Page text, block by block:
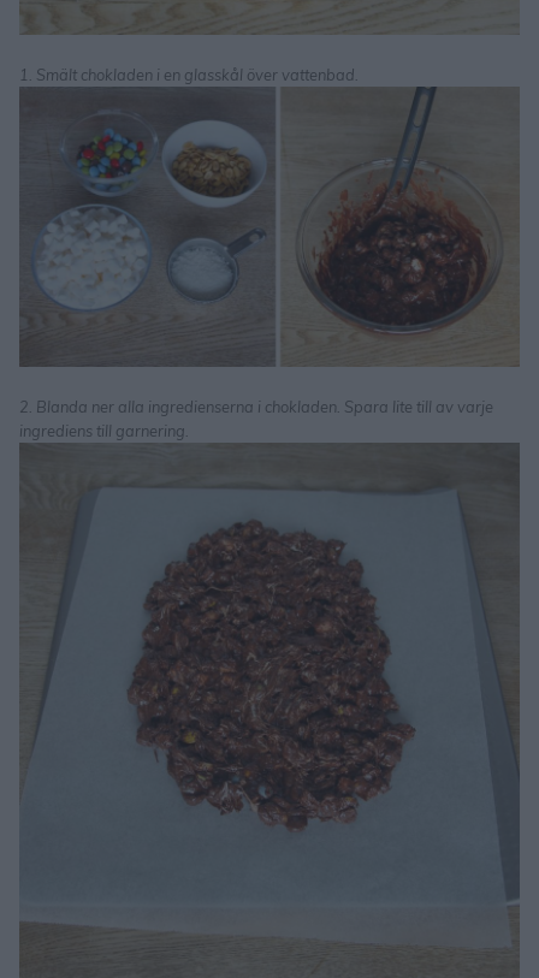
1. Smält chokladen i en glasskål över vattenbad.
2. Blanda ner alla ingredienserna i chokladen. Spara lite till av varje
ingrediens till garnering.